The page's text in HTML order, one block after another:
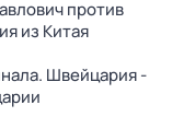
против
из Китая
Швейцария -